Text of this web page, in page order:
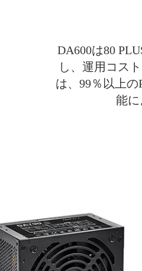
DA600は80
し、運用コス
は、99％以上
能に